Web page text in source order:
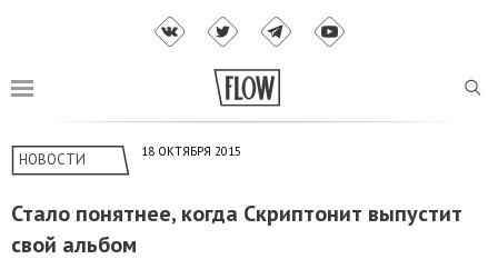
НОВОСТИ 18 ОКТЯБРЯ 2015
Стало понятнее, когда Скриптонит выпустит
свой альбом